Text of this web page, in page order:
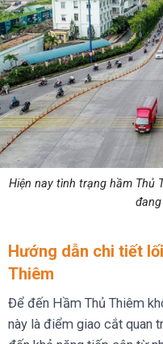
Hiện nay tình trạng hầm Thủ
Hướng dẫn chi tiết
Thiêm
Để đến Hầm Thủ Thiêm
này là điểm giao cắt quan